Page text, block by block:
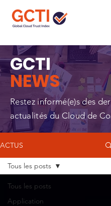
GCTI
NEWS
Restez informé(e)s des
actualités du Cloud de
ACTUS
Tous les posts
Application
Tous les posts